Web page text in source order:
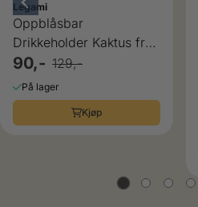
Legami
Oppblåsbar
Drikkeholder Kaktus fra
Legami
90,- 129,-
På lager
Kjøp